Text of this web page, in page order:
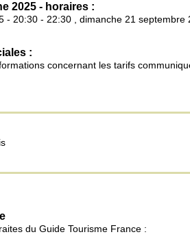
2025 - horaires :
- 20:30 - 22:30 , dimanche 21 septembre
:
concernant les tarifs
du Guide Tourisme France :